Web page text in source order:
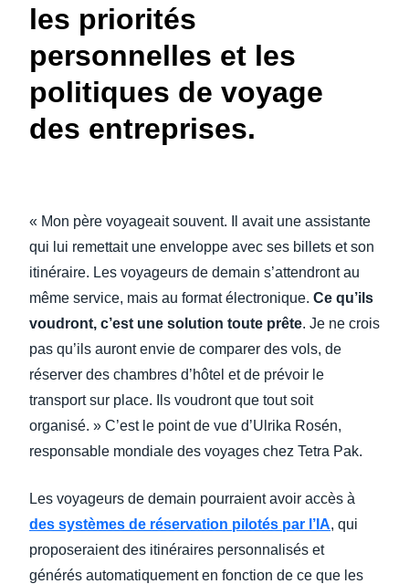
L’EXPÉRIENCE EMPLOYÉ
les priorités
personnelles et les
politiques de voyage
des entreprises.
« Mon père voyageait souvent. Il avait une assistante
qui lui remettait une enveloppe avec ses billets et son
itinéraire. Les voyageurs de demain s’attendront au
même service, mais au format électronique. Ce qu’ils
voudront, c’est une solution toute prête. Je ne crois
pas qu’ils auront envie de comparer des vols, de
réserver des chambres d’hôtel et de prévoir le
transport sur place. Ils voudront que tout soit
organisé. » C’est le point de vue d’Ulrika Rosén,
responsable mondiale des voyages chez Tetra Pak.
Les voyageurs de demain pourraient avoir accès à
des systèmes de réservation pilotés par l’IA, qui
proposeraient des itinéraires personnalisés et
générés automatiquement en fonction de ce que les